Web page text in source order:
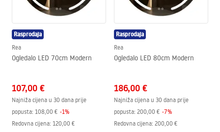
Rasprodaja
Rea
Ogledalo LED 70cm Modern
107,00 €
Najniža cijena u 30 dana prije
popusta: 108,00 € -1%
Redovna cijena: 120,00 €
Rasprodaja
Rea
Ogledalo LED 80cm Modern
186,00 €
Najniža cijena u 30 dana prije
popusta: 200,00 € -7%
Redovna cijena: 200,00 €